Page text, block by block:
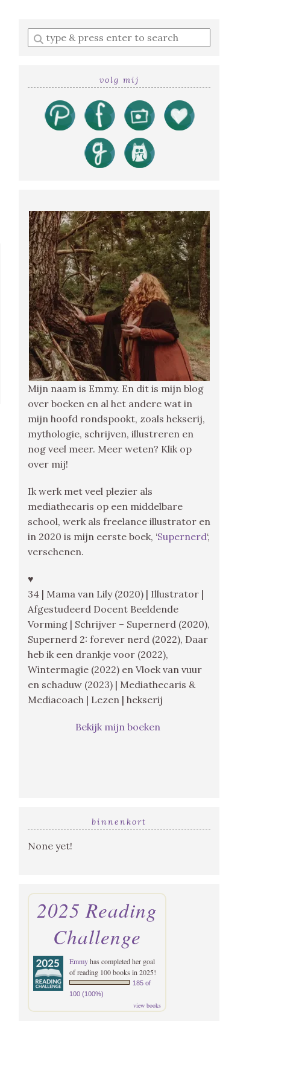
Enter
a
volg mij
Mijn naam is Emmy. En dit is mijn blog
over boeken en al het andere wat in
mijn hoofd rondspookt, zoals hekserij,
mythologie, schrijven, illustreren en
nog veel meer. Meer weten? Klik op
over mij!
Ik werk met veel plezier als
mediathecaris op een middelbare
school, werk als freelance illustrator en
in 2020 is mijn eerste boek, ‘Supernerd‘,
verschenen.
♥
34 | Mama van Lily (2020) | Illustrator |
Afgestudeerd Docent Beeldende
Vorming | Schrijver – Supernerd (2020),
Supernerd 2: forever nerd (2022), Daar
heb ik een drankje voor (2022),
Wintermagie (2022) en Vloek van vuur
en schaduw (2023) | Mediathecaris &
Mediacoach | Lezen | hekserij
Bekijk mijn boeken
binnenkort
None yet!
2025 Reading
Challenge
Emmyhas completed her goal
of reading 100 books in 2025!
185 of
100 (100%)
view books